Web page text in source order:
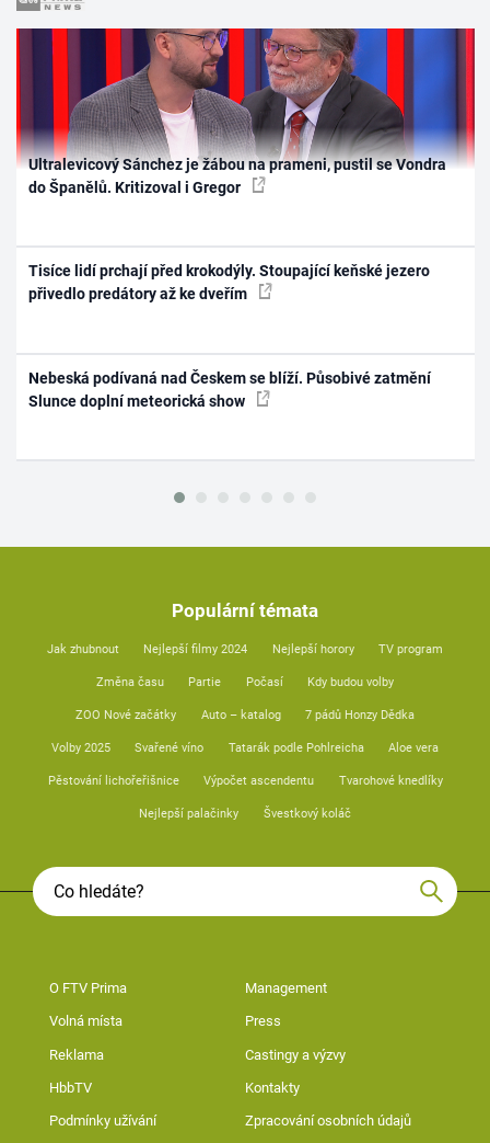
Ultralevicový Sánchez je žábou na prameni, pustil se Vondra
do Španělů. Kritizoval i Gregor
Tisíce lidí prchají před krokodýly. Stoupající keňské jezero
přivedlo predátory až ke dveřím
Nebeská podívaná nad Českem se blíží. Působivé zatmění
Slunce doplní meteorická show
Populární témata
Jak zhubnout Nejlepší filmy 2024 Nejlepší horory TV program
Změna času Partie Počasí Kdy budou volby
ZOO Nové začátky Auto – katalog 7 pádů Honzy Dědka
Volby 2025 Svařené víno Tatarák podle Pohlreicha Aloe vera
Pěstování lichořeřišnice Výpočet ascendentu Tvarohové knedlíky
Nejlepší palačinky Švestkový koláč
O FTV Prima Management
Volná místa Press
Reklama Castingy a výzvy
HbbTV Kontakty
Podmínky užívání Zpracování osobních údajů